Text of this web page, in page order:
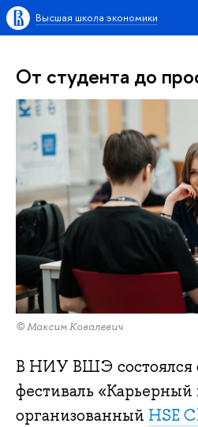
Высшая школа экономики
От студента до
© Максим Ковалевич
В НИУ ВШЭ состоялся
фестиваль «Карьерный
организованный HSE